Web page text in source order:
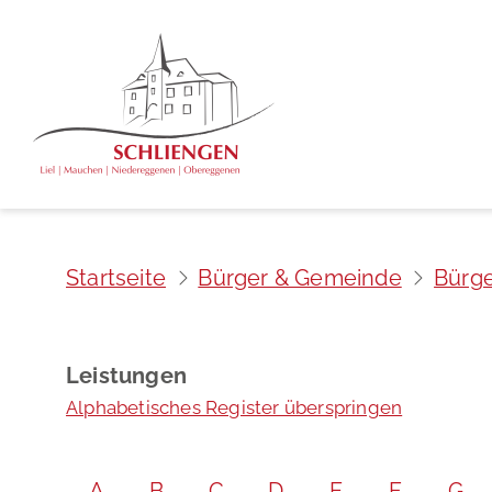
Startseite Bürger & Gemeinde
Leistungen
Alphabetisches Register überspringen